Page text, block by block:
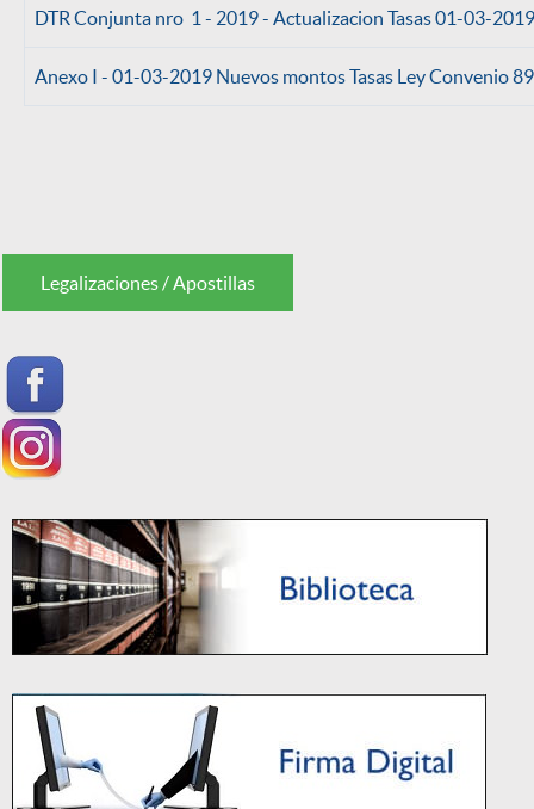
DTR Conjunta nro 1 - 2019 - Actualizacion Tasas 01-03-2019
Anexo I - 01-03-2019 Nuevos montos Tasas Ley Convenio